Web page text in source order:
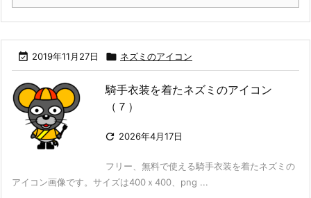
 2019年11月27日  ネズミのアイコン
騎手衣装を着たネズミのアイコン
（７）
 2026年4月17日
フリー、無料で使える騎手衣装を着たネズミの
アイコン画像です。サイズは400ｘ400、png ...